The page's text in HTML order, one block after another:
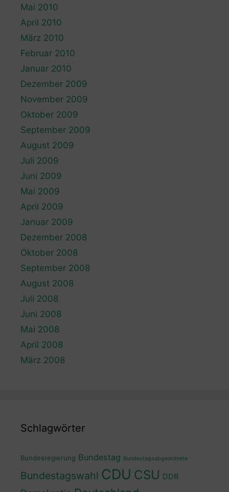
Mai 2010
April 2010
März 2010
Februar 2010
Januar 2010
Dezember 2009
November 2009
Oktober 2009
September 2009
August 2009
Juli 2009
Juni 2009
Mai 2009
April 2009
Januar 2009
Dezember 2008
Oktober 2008
September 2008
August 2008
Juli 2008
Juni 2008
Mai 2008
April 2008
März 2008
Schlagwörter
Bundesregierung Bundestag Bundestagsabgeordnete
Bundestagswahl CDU CSU DDR